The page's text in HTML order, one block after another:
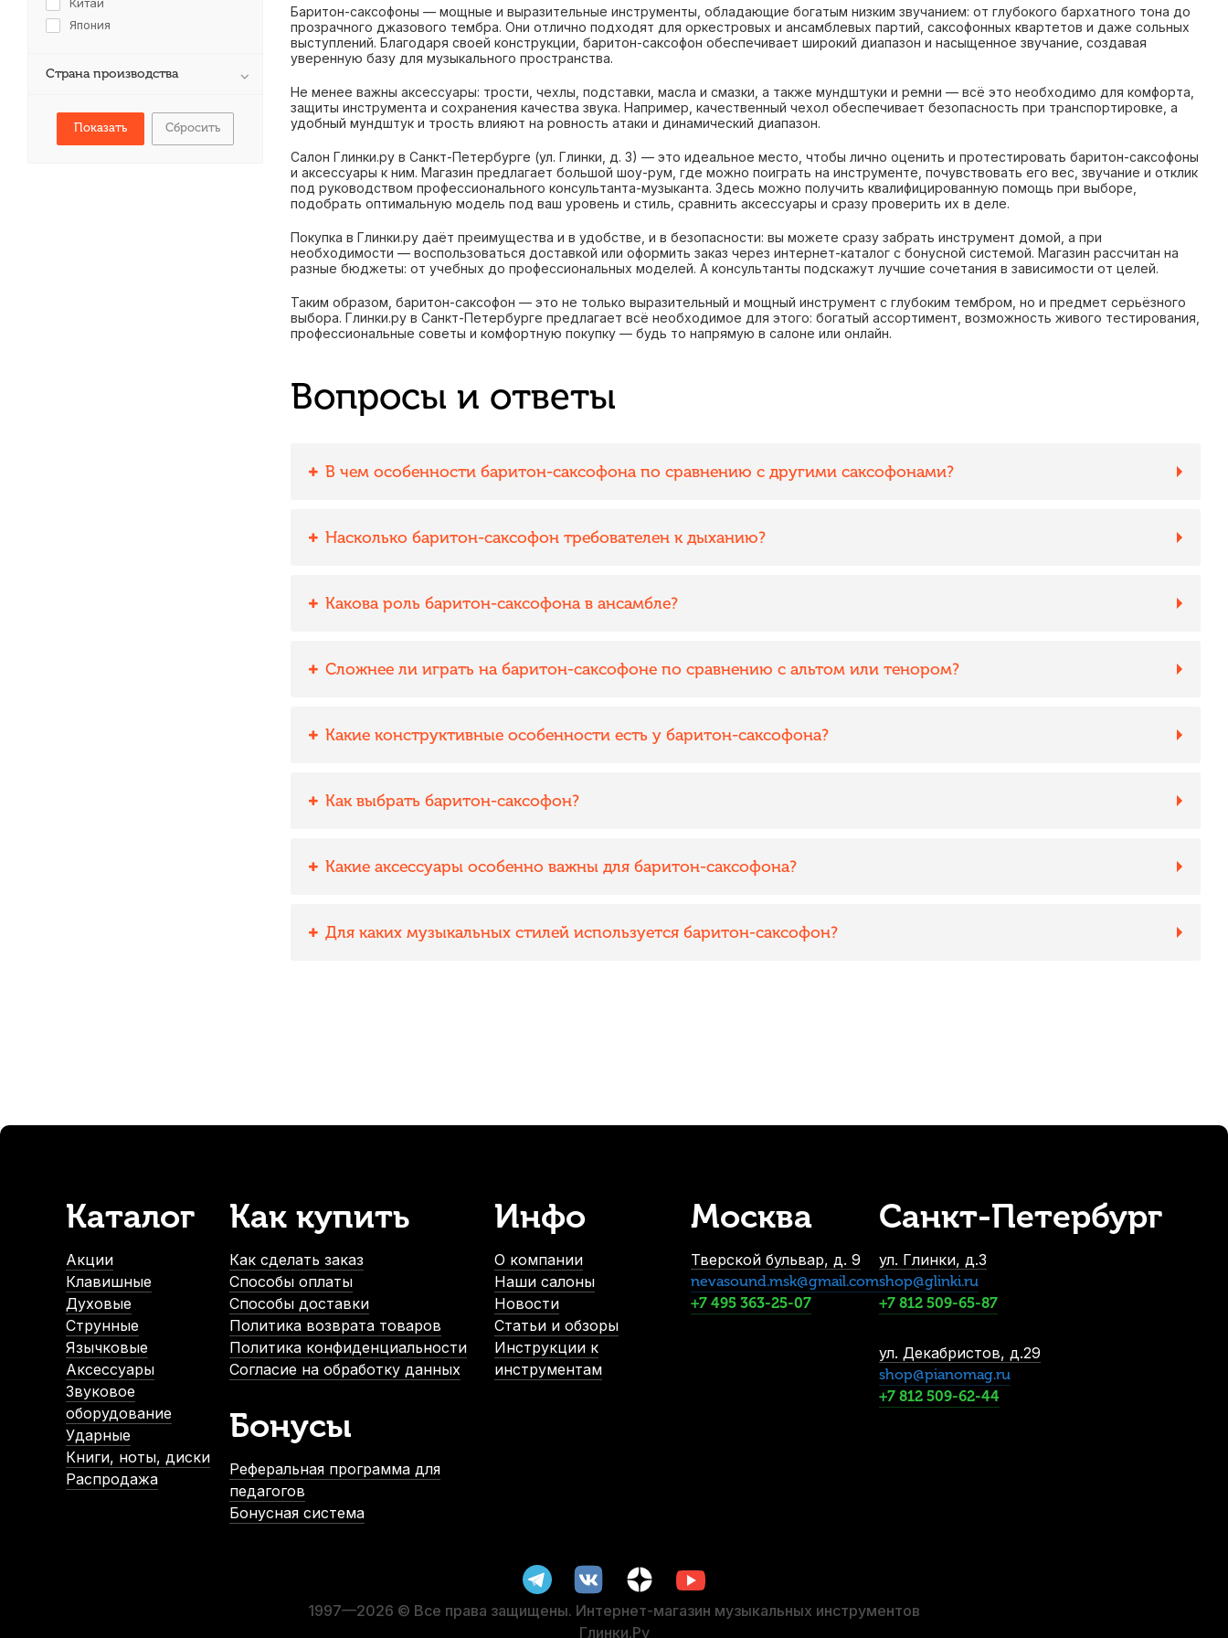
Баритон-саксофоны — мощные и выразительные инструменты, обладающие богатым низким звучанием: от глубокого бархатного тона до
прозрачного джазового тембра. Они отлично подходят для оркестровых и ансамблевых партий, саксофонных квартетов и даже сольных
выступлений. Благодаря своей конструкции, баритон-саксофон обеспечивает широкий диапазон и насыщенное звучание, создавая
уверенную базу для музыкального пространства.
Не менее важны аксессуары: трости, чехлы, подставки, масла и смазки, а также мундштуки и ремни — всё это необходимо для комфорта,
защиты инструмента и сохранения качества звука. Например, качественный чехол обеспечивает безопасность при транспортировке, а
удобный мундштук и трость влияют на ровность атаки и динамический диапазон.
Салон Глинки.ру в Санкт-Петербурге (ул. Глинки, д. 3) — это идеальное место, чтобы лично оценить и протестировать баритон-саксофоны
и аксессуары к ним. Магазин предлагает большой шоу-рум, где можно поиграть на инструменте, почувствовать его вес, звучание и отклик
под руководством профессионального консультанта-музыканта. Здесь можно получить квалифицированную помощь при выборе,
подобрать оптимальную модель под ваш уровень и стиль, сравнить аксессуары и сразу проверить их в деле.
Покупка в Глинки.ру даёт преимущества и в удобстве, и в безопасности: вы можете сразу забрать инструмент домой, а при
необходимости — воспользоваться доставкой или оформить заказ через интернет-каталог с бонусной системой. Магазин рассчитан на
разные бюджеты: от учебных до профессиональных моделей. А консультанты подскажут лучшие сочетания в зависимости от целей.
Таким образом, баритон-саксофон — это не только выразительный и мощный инструмент с глубоким тембром, но и предмет серьёзного
выбора. Глинки.ру в Санкт-Петербурге предлагает всё необходимое для этого: богатый ассортимент, возможность живого тестирования,
профессиональные советы и комфортную покупку — будь то напрямую в салоне или онлайн.
Вопросы и ответы
В чем особенности баритон-саксофона по сравнению с другими саксофонами?
Насколько баритон-саксофон требователен к дыханию?
Какова роль баритон-саксофона в ансамбле?
Сложнее ли играть на баритон-саксофоне по сравнению с альтом или тенором?
Какие конструктивные особенности есть у баритон-саксофона?
Как выбрать баритон-саксофон?
Какие аксессуары особенно важны для баритон-саксофона?
Для каких музыкальных стилей используется баритон-саксофон?
Япония
Страна производства
Сбросить
Каталог
Акции
Клавишные
Духовые
Струнные
Язычковые
Аксессуары
Звуковое
оборудование
Ударные
Книги, ноты, диски
Распродажа
Как купить
Как сделать заказ
Способы оплаты
Способы доставки
Политика возврата товаров
Политика конфиденциальности
Согласие на обработку данных
Бонусы
Реферальная программа для
педагогов
Бонусная система
Инфо
О компании
Наши салоны
Новости
Статьи и обзоры
Инструкции к
инструментам
Москва
Тверской бульвар, д. 9
nevasound.msk@gmail.com
+7 495 363-25-07
Санкт-Петербург
ул. Глинки, д.3
shop@glinki.ru
+7 812 509-65-87
ул. Декабристов, д.29
shop@pianomag.ru
+7 812 509-62-44
1997—2026 © Все права защищены. Интернет-магазин музыкальных инструментов
Глинки.Ру